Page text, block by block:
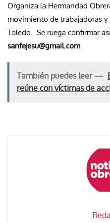
Organiza la Hermandad
movimiento de trabajadoras
Toledo. Se ruega confirmar
sanfejesu@gmail.com
También puedes leer —
reúne con víctimas de